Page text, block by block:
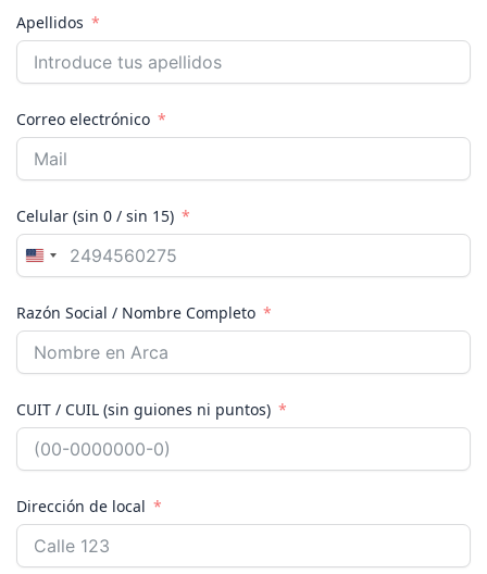
Apellidos
Correo electrónico
Celular (sin 0 / sin 15)
U
i
t
S
t
a
e
s
Razón Social / Nombre Completo
CUIT / CUIL (sin guiones ni puntos)
Dirección de local